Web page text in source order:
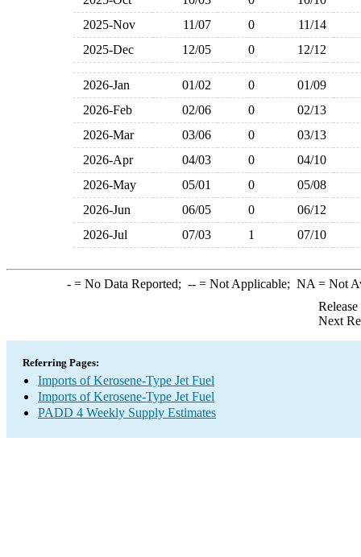
2025-Nov
11/07 0
11/14
2025-Dec
12/05 0 12/12
2026-Jan 01/02 0
01/09
2026-Feb
02/06 0
02/13
2026-Mar
03/06 0
03/13
2026-Apr
04/03 0
04/10
2026-May
05/01 0
05/08
2026-Jun
06/05 0
06/12
2026-Jul
07/03 1 07/10
-= No Data Reported; --= Not Applicable; NA = Not
Next
Referring Pages:
Imports of Kerosene-Type Jet Fuel
Imports of Kerosene-Type Jet Fuel
PADD 4 Weekly Supply Estimates